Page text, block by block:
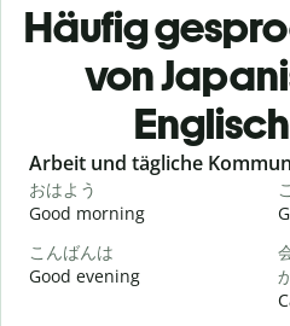
Häufig
von
Slide 1 of 6
Arbeit und tägliche
おはよう
Good morning
こんばんは
Good evening